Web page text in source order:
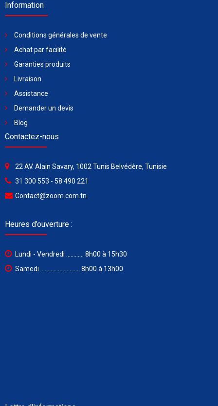
Information
Conditions générales de vente
Achat par facilité
Garanties produits
Livraison
Assistance
Demander un devis
Blog
Contactez-nous
22 AV. Alain Savary, 1002 Tunis Belvédère, Tunisie
31 300 553 - 58 490 221
Contact@zoom.com.tn
Heures d’ouverture :
Lundi - Vendredi ............ 8h00 à 15h30
Samedi ........................... 8h00 à 13h00